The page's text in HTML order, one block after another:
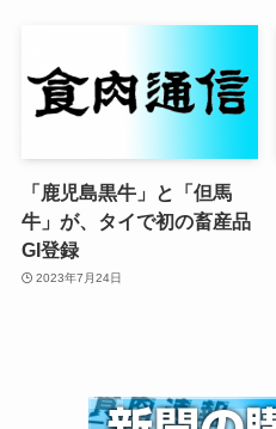
「鹿児島黒牛」と「但馬
牛」が、タイで初の畜産品
GI登録
2023年7月24日